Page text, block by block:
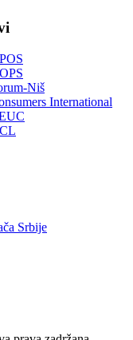
Niš
International